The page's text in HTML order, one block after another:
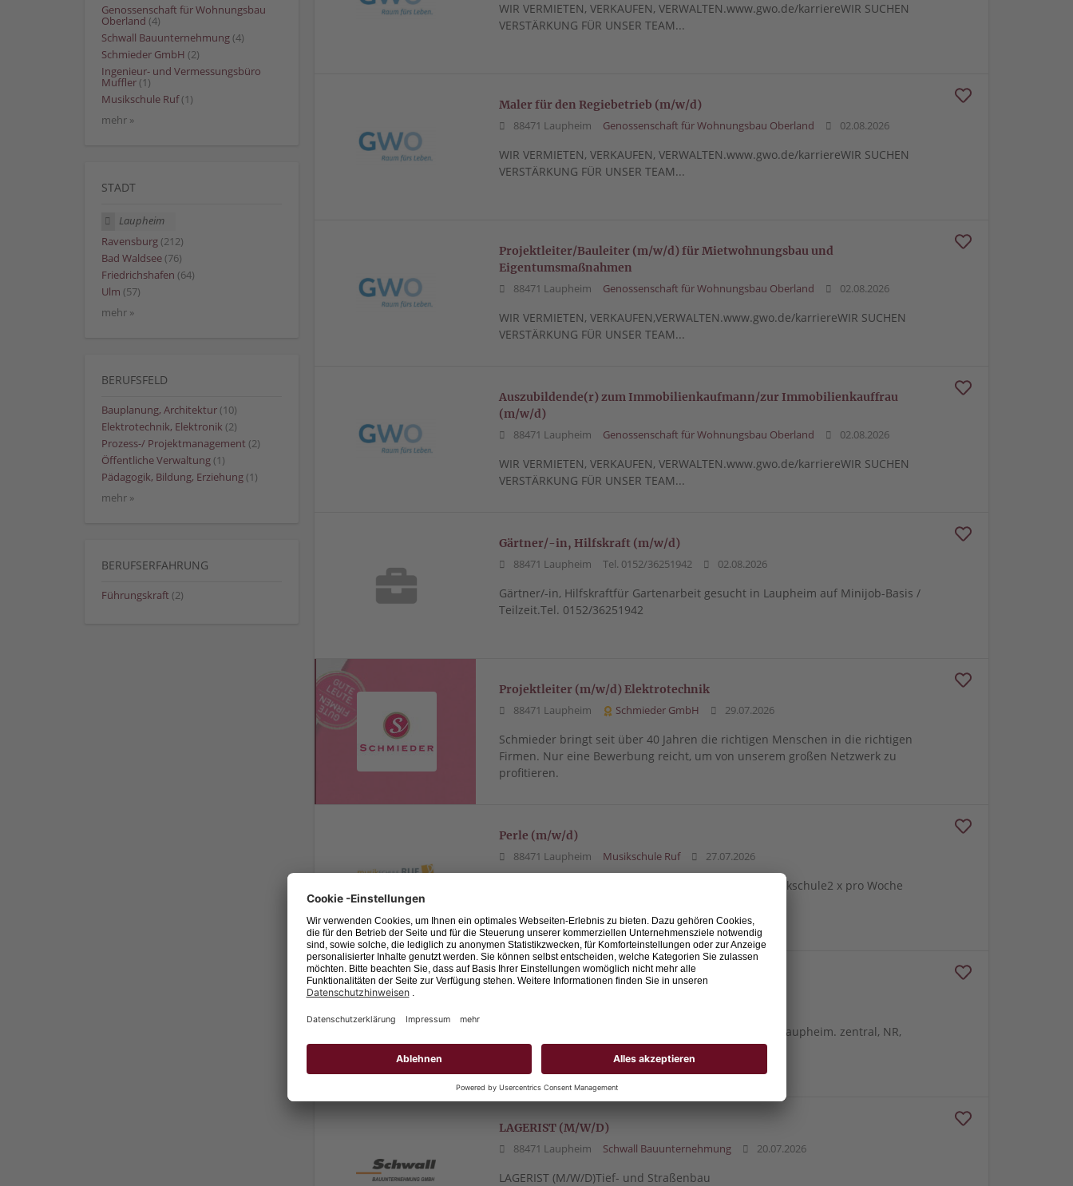
WIR VERMIETEN, VERKAUFEN, VERWALTEN.www.gwo.de/karriereWIR SUCHEN
VERSTÄRKUNG FÜR UNSER TEAM...
Maler für den Regiebetrieb (m/w/d)
88471 Laupheim Genossenschaft für Wohnungsbau Oberland 02.08.2026
WIR VERMIETEN, VERKAUFEN, VERWALTEN.www.gwo.de/karriereWIR SUCHEN
VERSTÄRKUNG FÜR UNSER TEAM...
Projektleiter/Bauleiter (m/w/d) für Mietwohnungsbau und
Eigentumsmaßnahmen
88471 Laupheim Genossenschaft für Wohnungsbau Oberland 02.08.2026
WIR VERMIETEN, VERKAUFEN,VERWALTEN.www.gwo.de/karriereWIR SUCHEN
VERSTÄRKUNG FÜR UNSER TEAM...
Auszubildende(r) zum Immobilienkaufmann/zur Immobilienkauffrau
(m/w/d)
88471 Laupheim Genossenschaft für Wohnungsbau Oberland 02.08.2026
WIR VERMIETEN, VERKAUFEN, VERWALTEN.www.gwo.de/karriereWIR SUCHEN
VERSTÄRKUNG FÜR UNSER TEAM...
Gärtner/-in, Hilfskraft (m/w/d)
88471 Laupheim Tel. 0152/36251942 02.08.2026
Gärtner/-in, Hilfskraftfür Gartenarbeit gesucht in Laupheim auf Minijob-Basis /
Teilzeit.Tel. 0152/36251942
Projektleiter (m/w/d) Elektrotechnik
88471 Laupheim Schmieder GmbH 29.07.2026
Schmieder bringt seit über 40 Jahren die richtigen Menschen in die richtigen
Firmen. Nur eine Bewerbung reicht, um von unserem großen Netzwerk zu
profitieren.
Perle (m/w/d)
88471 Laupheim Musikschule Ruf 27.07.2026
Musikschule RufPerle gesuchtzur Reinigung der Musikschule2 x pro Woche
Hilfe (m/w/d) Haushalt und Pflege
Freundliche Hilfe gesuchtfür Haushalt und Pflege in Laupheim. zentral, NR,
Minijob. Herzlichen Dank.Tel. 0151/40750837
LAGERIST (M/W/D)
88471 Laupheim Schwall Bauunternehmung 20.07.2026
LAGERIST (M/W/D)Tief- und Straßenbau
Genossenschaft für Wohnungsbau
Oberland (4)
Schwall Bauunternehmung (4)
Schmieder GmbH (2)
Ingenieur- und Vermessungsbüro
Muffler (1)
Musikschule Ruf (1)
mehr »
STADT
Laupheim
Ravensburg (212)
Bad Waldsee (76)
Friedrichshafen (64)
Ulm (57)
mehr »
BERUFSFELD
Bauplanung, Architektur (10)
Elektrotechnik, Elektronik (2)
Prozess-/ Projektmanagement (2)
Öffentliche Verwaltung (1)
Pädagogik, Bildung, Erziehung (1)
mehr »
BERUFSERFAHRUNG
Führungskraft (2)